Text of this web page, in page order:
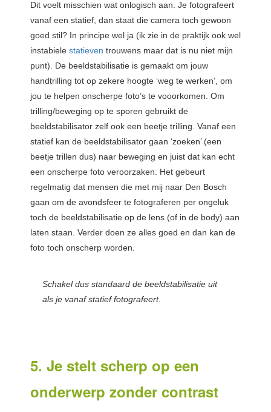
Dit voelt misschien wat onlogisch aan. Je fotografeert
vanaf een statief, dan staat die camera toch gewoon
goed stil? In principe wel ja (ik zie in de praktijk ook wel
instabiele statieven trouwens maar dat is nu niet mijn
punt). De beeldstabilisatie is gemaakt om jouw
handtrilling tot op zekere hoogte ‘weg te werken’, om
jou te helpen onscherpe foto’s te vooorkomen. Om
trilling/beweging op te sporen gebruikt de
beeldstabilisator zelf ook een beetje trilling. Vanaf een
statief kan de beeldstabilisator gaan ‘zoeken’ (een
beetje trillen dus) naar beweging en juist dat kan echt
een onscherpe foto veroorzaken. Het gebeurt
regelmatig dat mensen die met mij naar Den Bosch
gaan om de avondsfeer te fotograferen per ongeluk
toch de beeldstabilisatie op de lens (of in de body) aan
laten staan. Verder doen ze alles goed en dan kan de
foto toch onscherp worden.
Schakel dus standaard de beeldstabilisatie uit
als je vanaf statief fotografeert.
5. Je stelt scherp op een
onderwerp zonder contrast